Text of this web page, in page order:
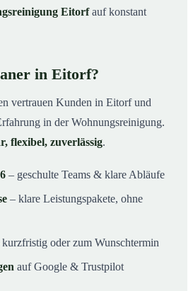
Eitorfauf konstant
in Eitorf?
vertrauen Kunden in Eitorf und
in der Wohnungsreinigung.
flexibel, zuverlässig.
– geschulte Teams & klare Abläufe
– klare Leistungspakete, ohne
kurzfristig oder zum Wunschtermin
auf Google & Trustpilot